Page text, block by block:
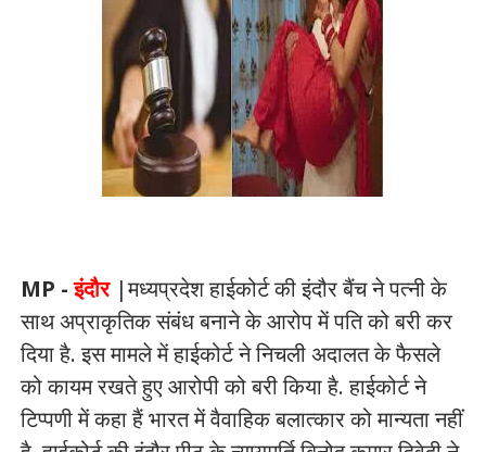
MP -इंदौर|मध्यप्रदेश हाईकोर्ट की इंदौर बैंच ने पत्नी के
साथ अप्राकृतिक संबंध बनाने के आरोप में पति को बरी कर
दिया है. इस मामले में हाईकोर्ट ने निचली अदालत के फैसले
को कायम रखते हुए आरोपी को बरी किया है. हाईकोर्ट ने
टिप्पणी में कहा हैं भारत में वैवाहिक बलात्कार को मान्यता नहीं